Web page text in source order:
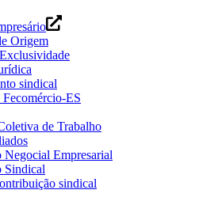
Origem
sindical
ES
de Trabalho
Negocial Empresarial
Sindical
sindical